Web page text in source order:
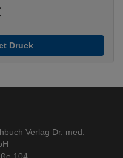
Druck
Verlag Dr. med.